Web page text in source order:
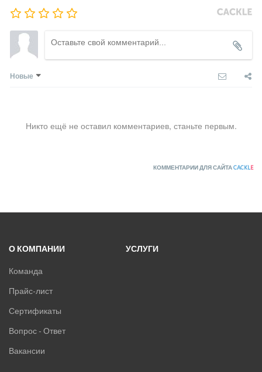
Новые
Никто ещё не оставил комментариев, станьте первым.
КОММЕНТАРИИ ДЛЯ САЙТАCACKLE
О КОМПАНИИ
Команда
Прайс-лист
Сертификаты
Вопрос - Ответ
Вакансии
УСЛУГИ